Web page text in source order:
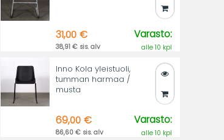
31,00 €
38,91 € sis. alv
Varasto:
alle 10 kpl
Inno Kola yleistuoli,
tumman harmaa /
musta
69,00 €
86,60 € sis. alv
Varasto:
alle 10 kpl